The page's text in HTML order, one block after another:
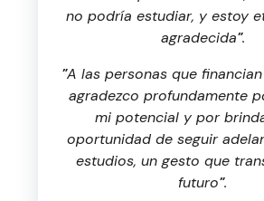
no podría estudiar, y estoy
agradecida".
"A las personas que
agradezco profundamente
mi potencial y por
oportunidad de seguir
estudios, un gesto que
futuro".